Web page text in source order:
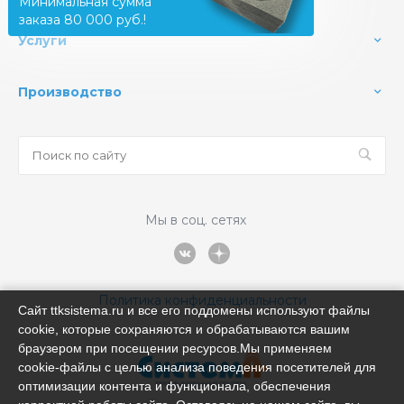
Услуги
Производство
Мы в соц. сетях
Политика конфиденциальности
заказа 80 000 руб.!
Сайт ttksistema.ru и все его поддомены используют файлы
cookie, которые сохраняются и обрабатываются вашим
браузером при посещении ресурсов.Мы применяем
cookie‑файлы с целью анализа поведения посетителей для
оптимизации контента и функционала, обеспечения